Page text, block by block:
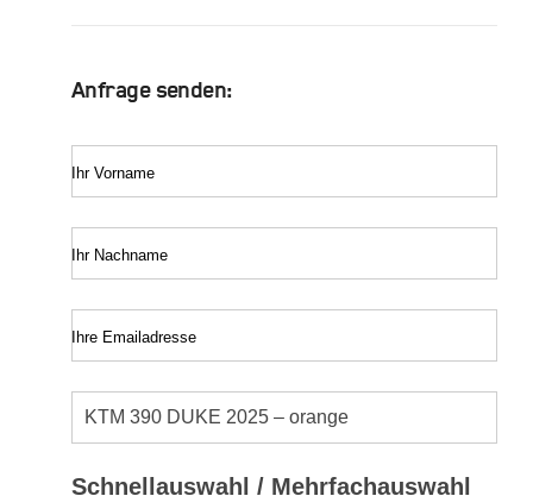
Anfrage senden:
Ihr Vorname
Ihr Nachname
Ihre Emailadresse
Schnellauswahl / Mehrfachauswahl